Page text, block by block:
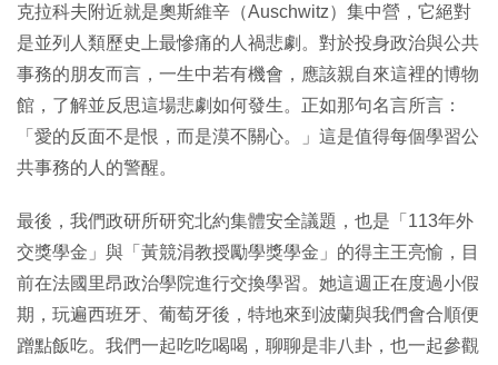
克拉科夫附近就是奧斯維辛（Auschwitz）集中營，它絕對
是並列人類歷史上最慘痛的人禍悲劇。對於投身政治與公共
事務的朋友而言，一生中若有機會，應該親自來這裡的博物
館，了解並反思這場悲劇如何發生。正如那句名言所言：
「愛的反面不是恨，而是漠不關心。」這是值得每個學習公
共事務的人的警醒。
最後，我們政研所研究北約集體安全議題，也是「113年外
交獎學金」與「黃競涓教授勵學獎學金」的得主王亮愉，目
前在法國里昂政治學院進行交換學習。她這週正在度過小假
期，玩遍西班牙、葡萄牙後，特地來到波蘭與我們會合順便
蹭點飯吃。我們一起吃吃喝喝，聊聊是非八卦，也一起參觀